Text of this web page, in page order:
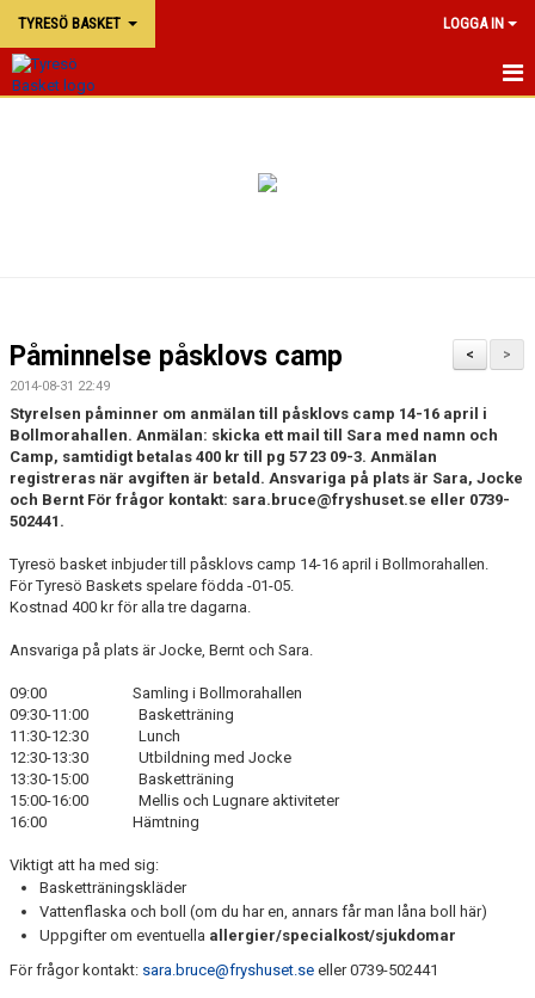
TYRESÖ BASKET LOGGA IN
DOKUMENT
>
<
Påminnelse påsklovs camp
2014-08-31 22:49
Styrelsen påminner om anmälan till påsklovs camp 14-16 april i
Bollmorahallen. Anmälan: skicka ett mail till Sara med namn och
Camp, samtidigt betalas 400 kr till pg 57 23 09-3. Anmälan
registreras när avgiften är betald. Ansvariga på plats är Sara, Jocke
och Bernt För frågor kontakt: sara.bruce@fryshuset.se eller 0739-
502441.
Tyresö basket inbjuder till påsklovs camp 14-16 april i Bollmorahallen.
För Tyresö Baskets spelare födda -01-05.
Kostnad 400 kr för alla tre dagarna.
Ansvariga på plats är Jocke, Bernt och Sara.
09:00 Samling i Bollmorahallen
09:30-11:00 Basketträning
11:30-12:30 Lunch
12:30-13:30 Utbildning med Jocke
13:30-15:00 Basketträning
15:00-16:00 Mellis och Lugnare aktiviteter
16:00 Hämtning
Viktigt att ha med sig:
Basketträningskläder
Vattenflaska och boll (om du har en, annars får man låna boll här)
Uppgifter om eventuella allergier/specialkost/sjukdomar
För frågor kontakt: sara.bruce@fryshuset.se eller 0739-502441